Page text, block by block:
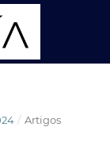
/ Artigos